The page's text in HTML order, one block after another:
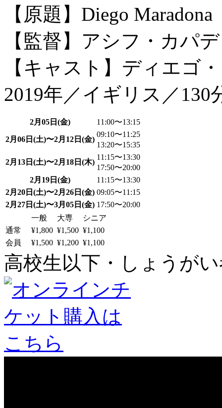
【原題】Diego Maradona
【監督】アシフ・カパ
【キャスト】ディエゴ
2019年／イギリス／130
2月05日(金) 11:00〜13:15
2月06日(土)〜2月12日(金)
09:10〜11:25
13:20〜15:35
2月13日(土)〜2月18日(木)
11:15〜13:30
17:50〜20:00
2月19日(金)
11:15〜13:30
2月20日(土)〜2月26日(金) 09:05〜11:15
2月27日(土)〜3月05日(金) 17:50〜20:00
一般
大専
シニア
通常
¥1,800 ¥1,500 ¥1,100
会員
¥1,500 ¥1,200 ¥1,100
高校生以下・しょうがい